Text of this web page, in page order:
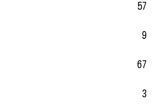
57
9
67
3